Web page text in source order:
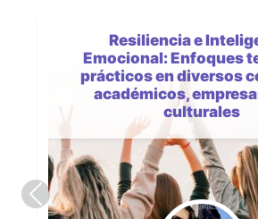
Resiliencia e
Emocional: Enfoques
prácticos en diversos
académicos,
culturales